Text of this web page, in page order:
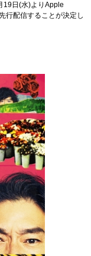
19日(水)よりApple
行配信することが決定し